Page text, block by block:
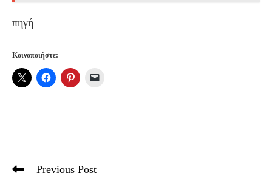
πηγή
Κοινοποιήστε:
Read
Previous Post